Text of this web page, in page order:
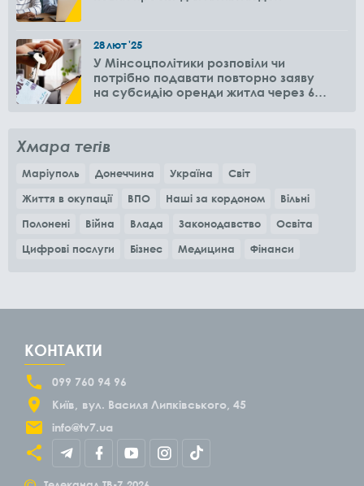
28лют'25
У Мінсоцполітики розповіли чи
потрібно подавати повторно заяву
на субсидію оренди житла через 6
Хмара тегів
Маріуполь Донеччина Україна
Світ
Життя в окупації
ВПО Наші за кордоном
Вільні
Полонені
Війна Влада Законодавство
Освіта
Цифрові послуги
Бізнес Медицина Фінанси
КОНТАКТИ
099 760 94 96
Київ
вул. Василя Липківського, 45
info@tv7.ua